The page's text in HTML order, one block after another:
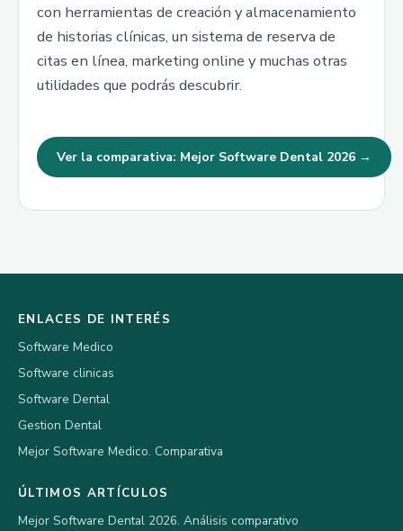
con herramientas de creación y almacenamiento
de historias clínicas, un sistema de reserva de
citas en línea, marketing online y muchas otras
utilidades que podrás descubrir.
Ver la comparativa: Mejor Software Dental 2026 →
ENLACES DE INTERÉS
Software Medico
Software clinicas
Software Dental
Gestion Dental
Mejor Software Medico. Comparativa
ÚLTIMOS ARTÍCULOS
Mejor Software Dental 2026. Análisis comparativo